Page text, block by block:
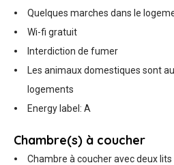
Quelques marches dans le
Wi-fi gratuit
Interdiction de fumer
Les animaux domestiques sont
logements
Energy label: A
Chambre(s) à coucher
Chambre à coucher avec deux